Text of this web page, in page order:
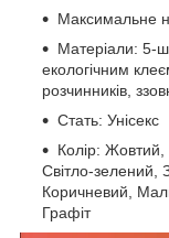
Максимальне
Матеріали: 5-
екологічним
розчинників,
Стать: Унісекс
Колір:
Світло-зелений,
Коричневий,
Графіт